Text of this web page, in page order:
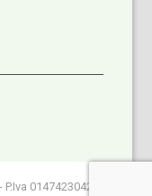
01474230420